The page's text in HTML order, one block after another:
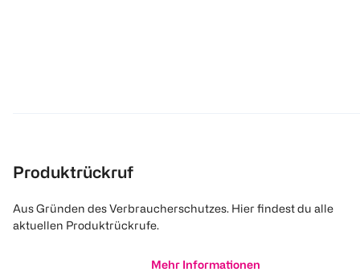
Produktrückruf
Aus Gründen des Verbraucherschutzes. Hier findest du alle
aktuellen Produktrückrufe.
Mehr Informationen